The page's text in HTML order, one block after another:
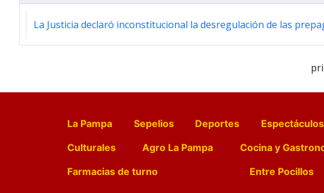
La Justicia declaró inconstitucional la desregulación de las
La Pampa Sepelios Deportes Espectáculos
Culturales
Agro La Pampa Cocina y
Farmacias de turno
Entre Pocillos